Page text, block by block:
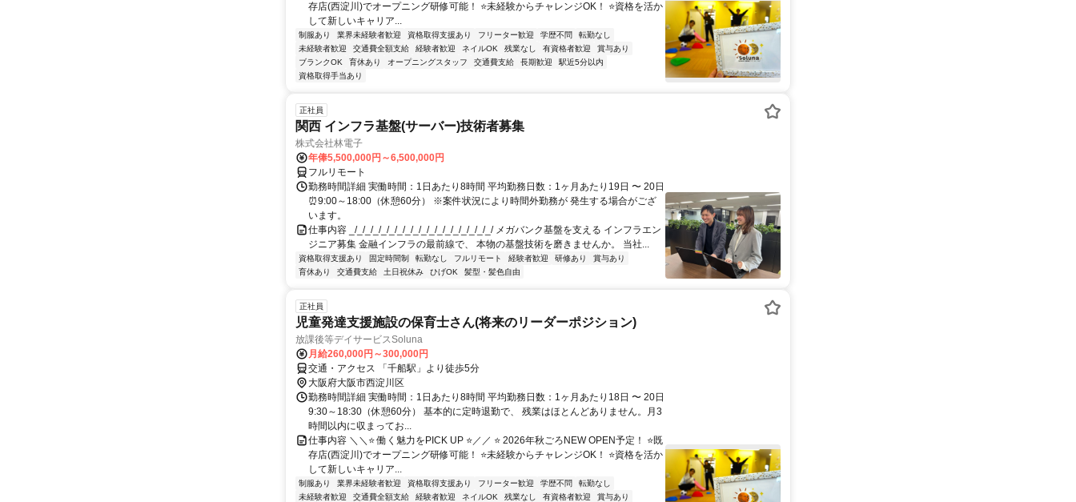
存店(西淀川)でオープニング研修可能！ ⭐未経験からチャレンジOK！ ⭐資格を活か
して新しいキャリア...
制服あり 業界未経験者歓迎 資格取得支援あり フリーター歓迎 学歴不問
転勤なし
未経験者歓迎
交通費全額支給 経験者歓迎 ネイルOK 残業なし 有資格者歓迎
賞与あり
ブランクOK
育休あり オープニングスタッフ 交通費支給 長期歓迎
駅近5分以内
資格取得手当あり
正社員
関西 インフラ基盤(サーバー)技術者募集
株式会社林電子
年俸5,500,000円～6,500,000円
フルリモート
勤務時間詳細 実働時間：1日あたり8時間 平均勤務日数：1ヶ月あたり19日 〜 20日
⏰9:00～18:00（休憩60分） ※案件状況により時間外勤務が 発生する場合がござ
います。
仕事内容 _/_/_/_/_/_/_/_/_/_/_/_/_/_/_/_/_/_/ メガバンク基盤を支える インフラエン
ジニア募集 金融インフラの最前線で、 本物の基盤技術を磨きませんか。 当社...
資格取得支援あり 固定時間制 転勤なし フルリモート 経験者歓迎 研修あり
賞与あり
育休あり
交通費支給 土日祝休み ひげOK 髪型・髪色自由
正社員
児童発達支援施設の保育士さん(将来のリーダーポジション)
放課後等デイサービスSoluna
月給260,000円～300,000円
交通・アクセス 「千船駅」より徒歩5分
大阪府大阪市西淀川区
勤務時間詳細 実働時間：1日あたり8時間 平均勤務日数：1ヶ月あたり18日 〜 20日
9:30～18:30（休憩60分） 基本的に定時退勤で、 残業はほとんどありません。月3
時間以内に収まってお...
仕事内容 ＼＼⭐ 働く魅力をPICK UP ⭐／／ ⭐ 2026年秋ごろNEW OPEN予定！ ⭐既
存店(西淀川)でオープニング研修可能！ ⭐未経験からチャレンジOK！ ⭐資格を活か
して新しいキャリア...
制服あり 業界未経験者歓迎 資格取得支援あり フリーター歓迎 学歴不問
転勤なし
未経験者歓迎
交通費全額支給 経験者歓迎 ネイルOK 残業なし 有資格者歓迎
賞与あり